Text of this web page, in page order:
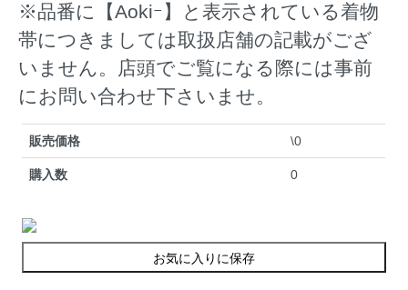
※品番に【Aokiｰ】と表示されている着物
帯につきましては取扱店舗の記載がござ
いません。店頭でご覧になる際には事前
にお問い合わせ下さいませ。
販売価格 \0
購入数 0
お気に入りに保存